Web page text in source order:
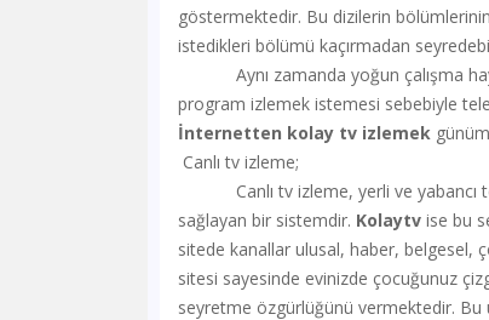
göstermektedir. Bu dizilerin
istedikleri bölümü kaçırmadan
Aynı zamanda yoğun çalışma
program izlemek istemesi sebebiyle
İnternetten kolay tv izlemek
Canlı tv izleme;
Canlı tv izleme, yerli ve yabancı
sağlayan bir sistemdir. Kolaytv ise bu
sitede kanallar ulusal, haber, belgesel,
sitesi sayesinde evinizde çocuğunuz
seyretme özgürlüğünü vermektedir.